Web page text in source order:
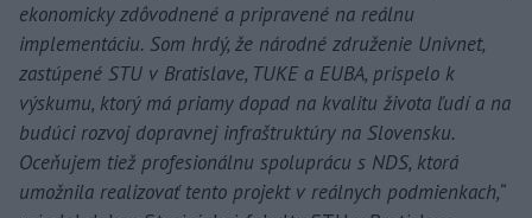
ekonomicky zdôvodnené a pripravené na reálnu
implementáciu. Som hrdý, že národné združenie Univnet,
zastúpené STU v Bratislave, TUKE a EUBA, prispelo k
výskumu, ktorý má priamy dopad na kvalitu života ľudí a na
budúci rozvoj dopravnej infraštruktúry na Slovensku.
Oceňujem tiež profesionálnu spoluprácu s NDS, ktorá
umožnila realizovať tento projekt v reálnych podmienkach,“